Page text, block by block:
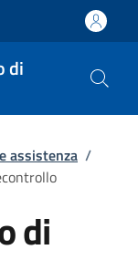
di
assistenza /
di